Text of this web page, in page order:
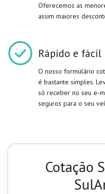
Oferecemos as
assim maiores
Rápido e fácil
O nosso formulário
é bastante simples.
só receber no seu e-
seguros para o seu
Cotação